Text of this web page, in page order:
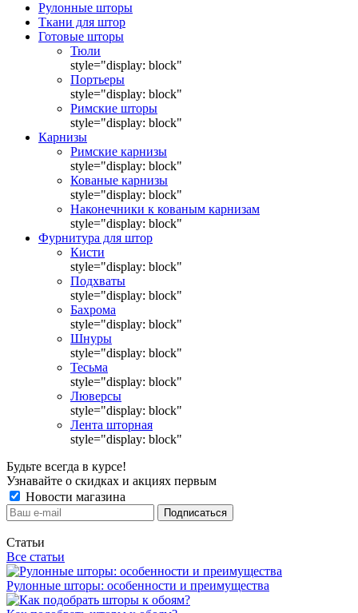
Рулонные шторы
Ткани для штор
Готовые шторы
Тюли
style="display: block"
Портьеры
style="display: block"
Римские шторы
style="display: block"
Карнизы
Римские карнизы
style="display: block"
Кованые карнизы
style="display: block"
Наконечники к кованым карнизам
style="display: block"
Фурнитура для штор
Кисти
style="display: block"
Подхваты
style="display: block"
Бахрома
style="display: block"
Шнуры
style="display: block"
Тесьма
style="display: block"
Люверсы
style="display: block"
Лента шторная
style="display: block"
Будьте всегда в курсе!
Узнавайте о скидках и акциях первым
Новости магазина
Статьи
Все статьи
Рулонные шторы: особенности и преимущества